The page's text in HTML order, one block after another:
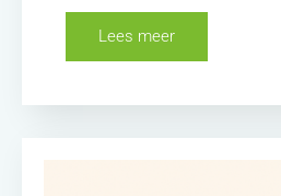
Lees meer